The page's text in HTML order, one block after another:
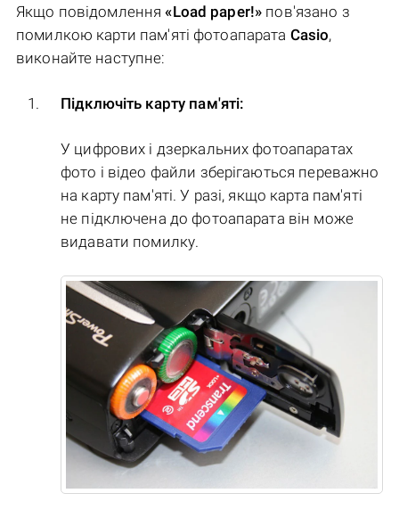
Якщо повідомлення«Load paper!» пов'язано з
помилкою карти пам'яті фотоапарата Casio,
виконайте наступне:
Підключіть карту пам'яті:
У цифрових і дзеркальних фотоапаратах
фото і відео файли зберігаються переважно
на карту пам'яті. У разі, якщо карта пам'яті
не підключена до фотоапарата він може
видавати помилку.